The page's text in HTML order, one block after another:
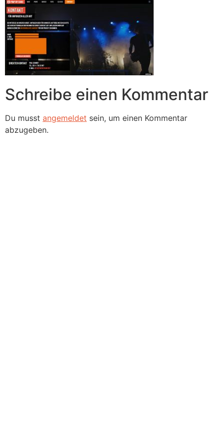
Schreibe einen Kommentar
Du musst angemeldet sein, um einen Kommentar
abzugeben.